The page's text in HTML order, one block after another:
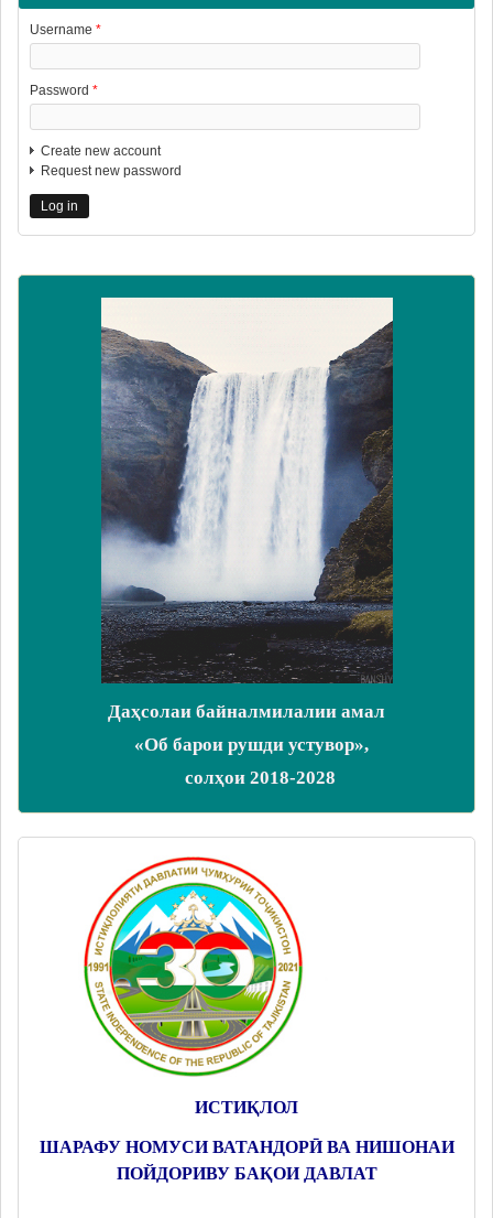
Username *
Password *
Create new account
Request new password
Даҳсолаи байналмилалии амал
«Об барои рушди устувор»,
солҳои 2018-2028
ИСТИҚЛОЛ
ШАРАФУ НОМУСИ ВАТАНДОРӢ ВА НИШОНАИ
ПОЙДОРИВУ БАҚОИ ДАВЛАТ